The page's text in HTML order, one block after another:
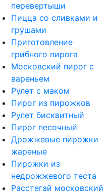
перевертыши
Пицца со сливками и
грушами
Приготовление
грибного пирога
Московский пирог с
вареньем
Рулет с маком
Пирог из пирожков
Рулет бисквитный
Пирог песочный
Дрожжевые пирожки
жареные
Пирожки из
недрожжевого теста
Расстегай московский